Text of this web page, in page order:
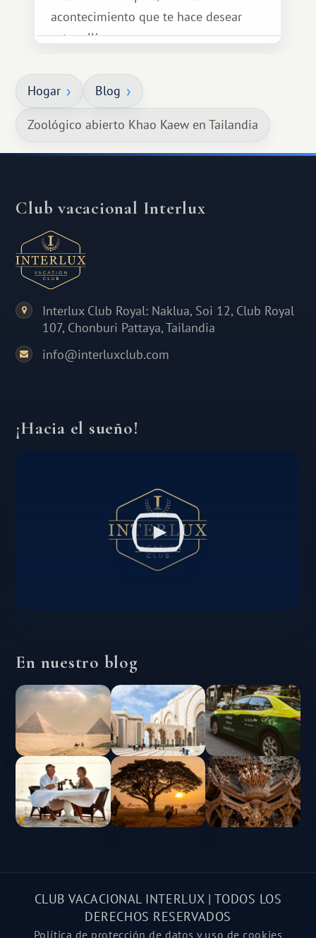
acontecimiento que te hace desear
estar allí...
Hogar Blog
Zoológico abierto Khao Kaew en Tailandia
Club vacacional Interlux
Interlux Club Royal: Naklua, Soi 12, Club Royal
107, Chonburi Pattaya, Tailandia
info@interluxclub.com
¡Hacia el sueño!
En nuestro blog
CLUB VACACIONAL INTERLUX | TODOS LOS
DERECHOS RESERVADOS
Política de protección de datos y uso de cookies